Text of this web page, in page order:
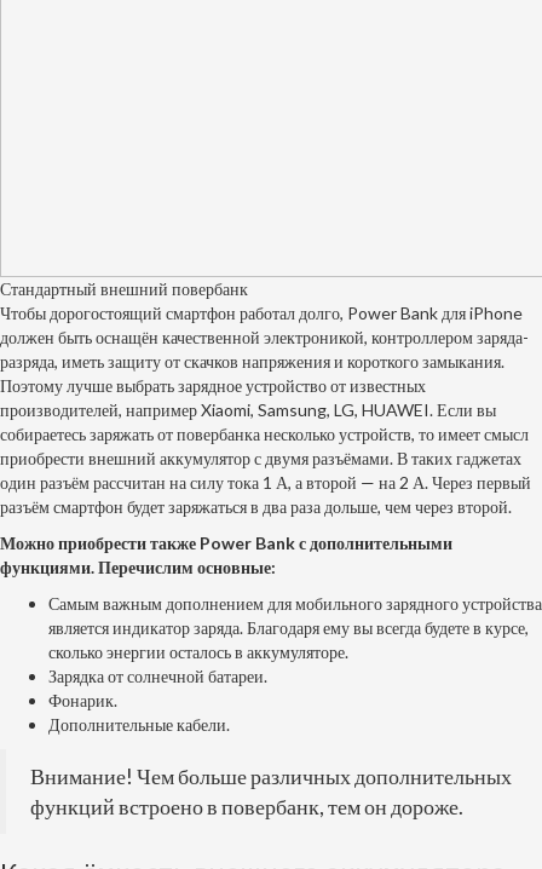
Стандартный внешний повербанк
Чтобы дорогостоящий смартфон работал долго, Power Bank для iPhone
должен быть оснащён качественной электроникой, контроллером заряда-
разряда, иметь защиту от скачков напряжения и короткого замыкания.
Поэтому лучше выбрать зарядное устройство от известных
производителей, например Xiaomi, Samsung, LG, HUAWEI. Если вы
собираетесь заряжать от повербанка несколько устройств, то имеет смысл
приобрести внешний аккумулятор с двумя разъёмами. В таких гаджетах
один разъём рассчитан на силу тока 1 А, а второй — на 2 А. Через первый
разъём смартфон будет заряжаться в два раза дольше, чем через второй.
Можно приобрести также Power Bank с дополнительными
функциями. Перечислим основные:
Самым важным дополнением для мобильного зарядного устройства
является индикатор заряда. Благодаря ему вы всегда будете в курсе,
сколько энергии осталось в аккумуляторе.
Зарядка отсолнечной батареи.
Фонарик.
Дополнительные кабели.
Внимание! Чем больше различных дополнительных
функций встроено в повербанк, тем он дороже.